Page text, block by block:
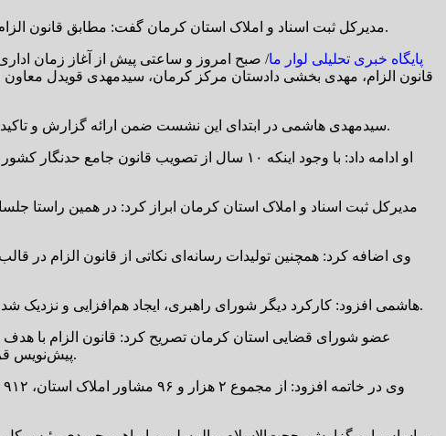
مدیرکل ثبت اسناد و املاک استان کرمان گفت: مطابق قانون الزام، مشاورین املاک مکلفند ضمن اتصال به سامانه کاتب، پیش‌نویس قراردادها را از طریق این سامانه به دفاتر اسناد رسمی ارسال کنند.
پایگاه خبری تحلیلی لوار ما/ صبح امروز و ساعتی پیش از آغاز زمان
قانون الزام، مهدی بخشی دادستان مرکز کرمان، سیدمهدی قویدل
سیدمهدی هاشمی در ابتدای این نشست ضمن ارائه گزارش و تاکید بر ضرورت تشکیل جلسات شورای راهبری قانون الزام، گفت: قانون الزام نیاز به راهبری دارد تا به سرنوشت سایر قوانین دچار نشود.
او ادامه داد: با وجود اینکه ۱۰ سال از تصویب
مدیرکل ثبت اسناد و املاک استان کرمان ابراز کرد: در همین راستا
وی اضافه کرد: همچنین تولیدات رسانه‌ای نکاتی از قانون الزام در
هاشمی افزود: کارکرد دیگر شورای راهبری، ایجاد هم‌افزایی و نزدیک شدن دیدگاه‌هاست تا در پرتو ایجاد وحدت‌رویه بتوانیم اتمام حدنگاری به عنوان یکی از سیاست‌های مورد تاکید رهبر انقلاب را تحقق بخشیم.
عضو شورای قضایی استان کرمان تصریح کرد: قانون الزام با
پیش‌نویس قرارداد هستند و در نهایت باید پیش‌نویس را جهت تنظیم قرارداد از طریق سامانه ثبت الکترونیک اسناد به دفاتر اسناد رسمی ارسال کنند.